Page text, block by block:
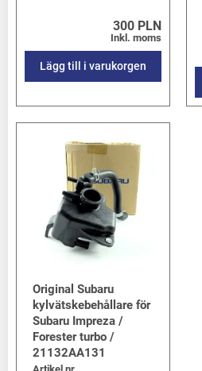
300 PLN
Inkl. moms
Lägg till i varukorgen
Original Subaru
kylvätskebehållare för
Subaru Impreza /
Forester turbo /
21132AA131